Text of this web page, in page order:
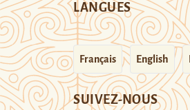
LANGUES
Français English
SUIVEZ-NOUS